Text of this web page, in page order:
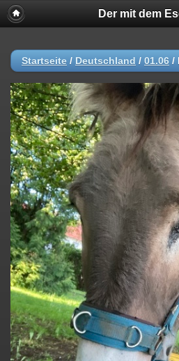
Der mit dem
Startseite / Deutschland / 01.06 /